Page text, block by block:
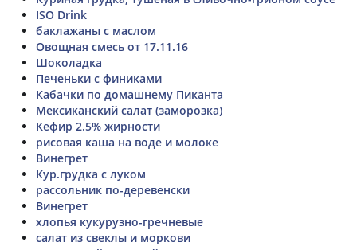
ISO Drink
баклажаны с маслом
Овощная смесь от 17.11.16
Шоколадка
Печеньки с финиками
Кабачки по домашнему Пиканта
Мексиканский салат (заморозка)
Кефир 2.5% жирности
рисовая каша на воде и молоке
Винегрет
Кур.грудка с луком
рассольник по-деревенски
Винегрет
хлопья кукурузно-гречневые
салат из свеклы и моркови